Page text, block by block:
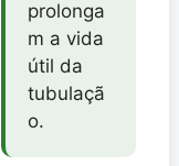
prolonga
m a vida
útil da
tubulaçã
o.